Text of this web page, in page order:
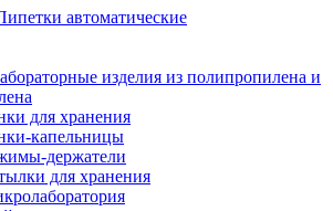
автоматические
изделия из полипропилена и
для хранения
капельницы
держатели
для хранения